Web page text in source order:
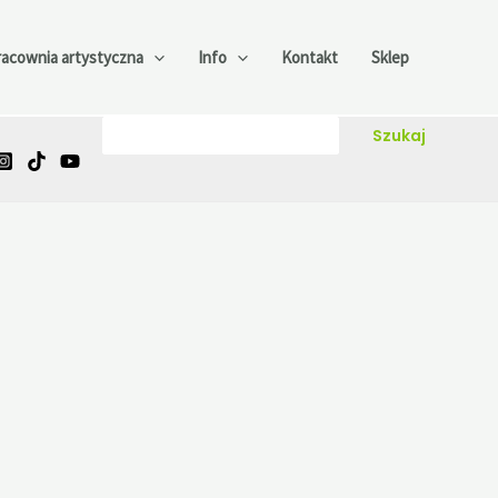
artystyczna Info Kontakt Sklep
Szukaj